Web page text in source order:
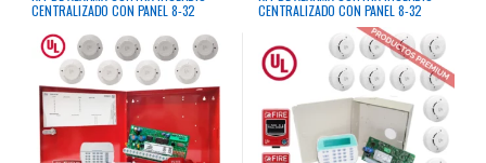
CENTRALIZADO CON PANEL 8-32
DISPOSITIVOS LIFE + BATERIA
CENTRALIZADO CON PANEL 8-32
ZONAS CERTIFICADO “UL” + 16
DISPOSITIVOS LIFE + BATERIA